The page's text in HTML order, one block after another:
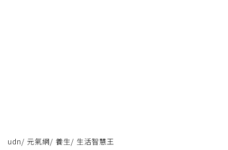
udn/ 元氣網/ 養生/ 生活智慧王